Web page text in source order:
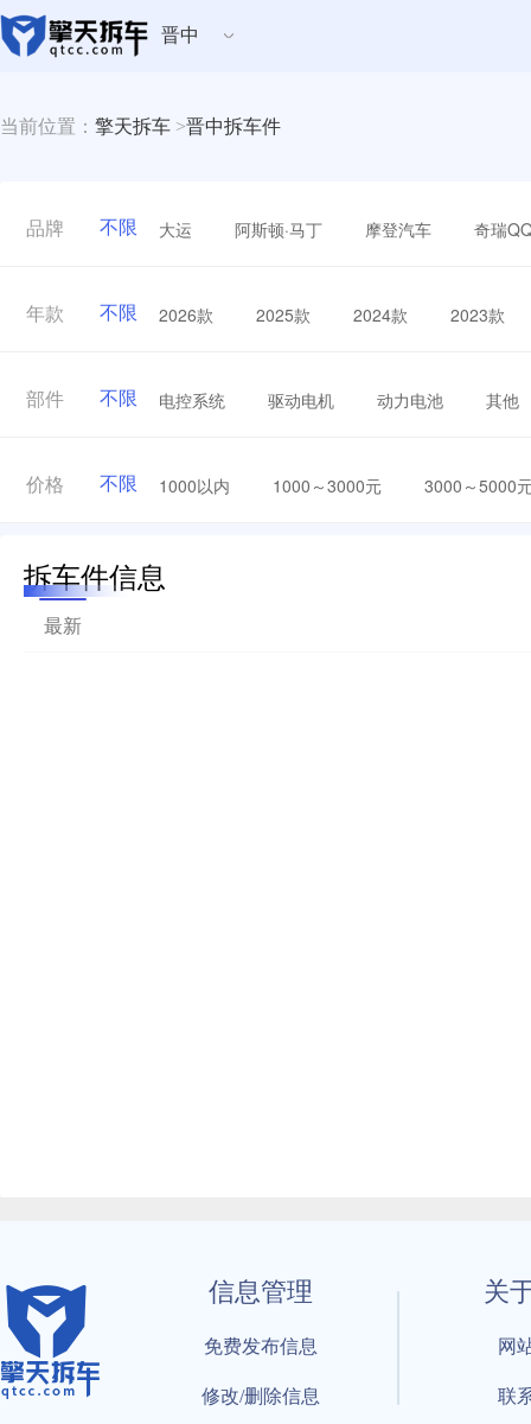
晋中
当前位置： 擎天拆车 >晋中拆车件
品牌 不限 大运 阿斯顿·马丁 摩登汽车 奇瑞
年款 不限 2026款 2025款 2024款 2023款
部件 不限 电控系统 驱动电机 动力电池 其他
价格 不限 1000以内 1000～3000元 3000～5000
拆车件信息
最新
信息管理
免费发布信息
修改/删除信息
关
网
联